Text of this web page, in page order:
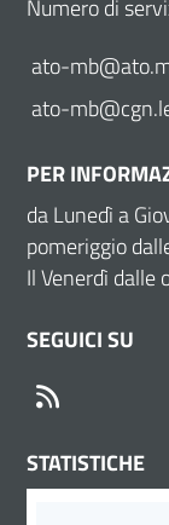
Numero di
ato-
ato-
PER
da Lunedì a
pomeriggio
Il Venerdì dalle
SEGUICI SU
STATISTICHE